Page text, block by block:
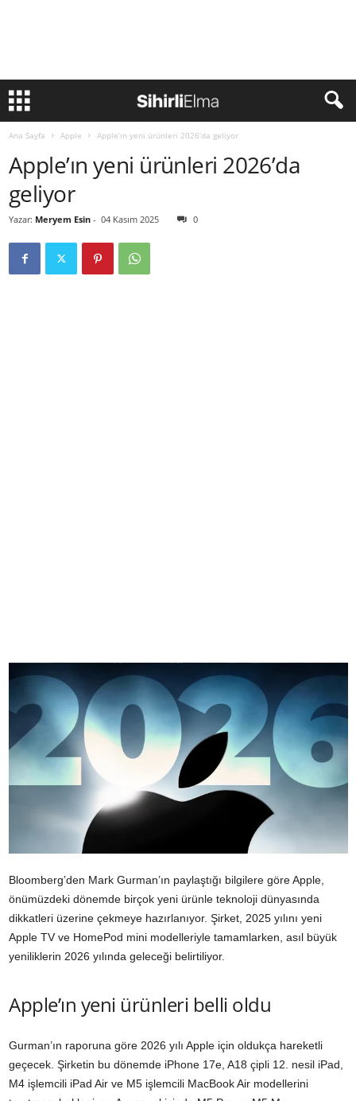
Ana Sayfa Apple Apple’ın yeni ürünleri 2026’da geliyor
Apple’ın yeni ürünleri 2026’da
geliyor
Yazar: Meryem Esin - 04 Kasım 2025 0
Bloomberg’den Mark Gurman’ın paylaştığı bilgilere göre Apple,
önümüzdeki dönemde birçok yeni ürünle teknoloji dünyasında
dikkatleri üzerine çekmeye hazırlanıyor. Şirket, 2025 yılını yeni
Apple TV ve HomePod mini modelleriyle tamamlarken, asıl büyük
yeniliklerin 2026 yılında geleceği belirtiliyor.
Apple’ın yeni ürünleri belli oldu
Gurman’ın raporuna göre 2026 yılı Apple için oldukça hareketli
geçecek. Şirketin bu dönemde iPhone 17e, A18 çipli 12. nesil iPad,
M4 işlemcili iPad Air ve M5 işlemcili MacBook Air modellerini